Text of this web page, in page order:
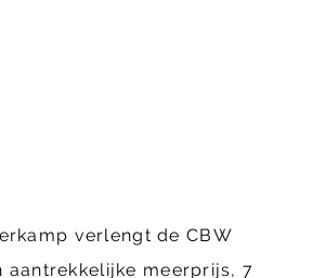
verlengt de CBW
aantrekkelijke meerprijs, 7